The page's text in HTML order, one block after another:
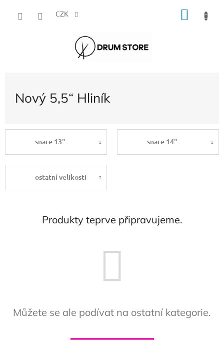
CZK
Nový 5,5“ Hliník
snare 13" snare 14"
ostatní velikosti
Produkty teprve připravujeme.
Můžete se ale podívat na ostatní kategorie.